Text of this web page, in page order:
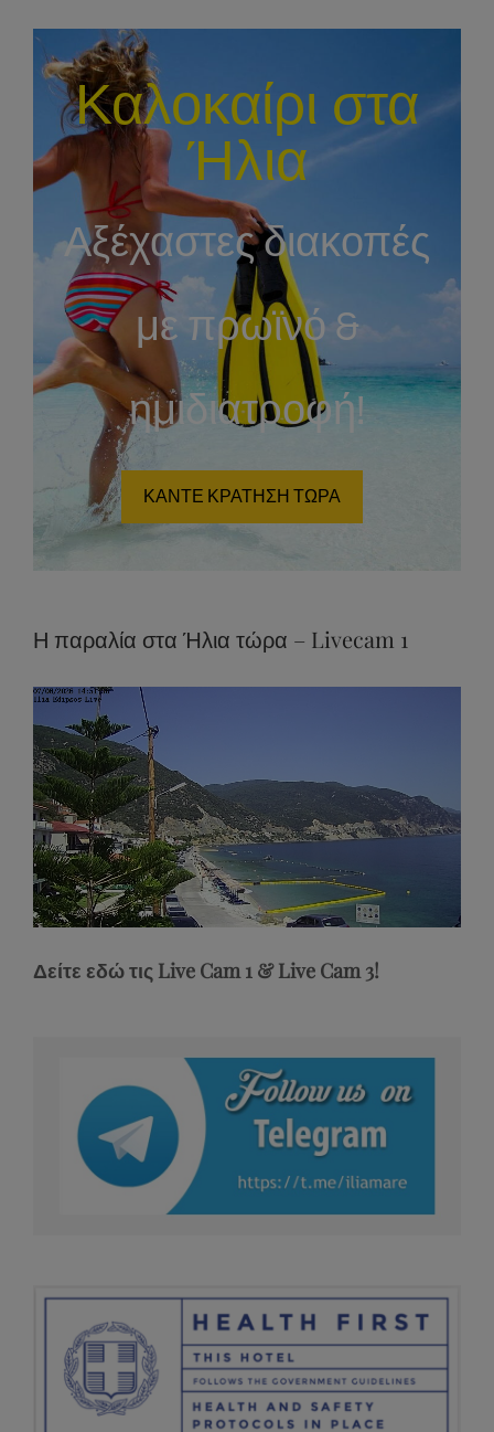
Καλοκαίρι στα
Ήλια
Αξέχαστες διακοπές
με πρωϊνό &
ημιδιατροφή!
ΚΑΝΤΕ ΚΡΑΤΗΣΗ ΤΩΡΑ
Η παραλία στα Ήλια τώρα – Livecam 1
Unmute
Stream
Δείτε εδώ τις Live Cam 1 & Live Cam 3!